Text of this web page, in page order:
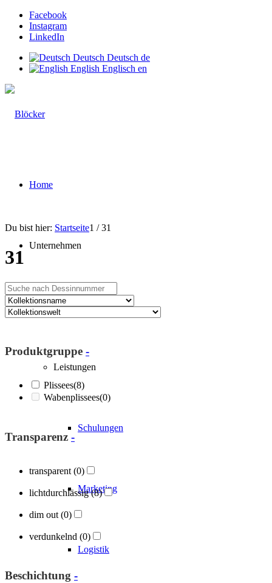
Facebook
Instagram
LinkedIn
Deutsch Deutsch de
English Englisch en
Home
Unternehmen
Über Blöcker
Leistungen
Schulungen
Marketing
Logistik
Du bist hier: Startseite1 / 31
31
Produktgruppe -
Plissees(8)
Wabenplissees(0)
Transparenz -
transparent (0)
lichtdurchlässig(8)
dim out (0)
verdunkelnd (0)
Beschichtung -